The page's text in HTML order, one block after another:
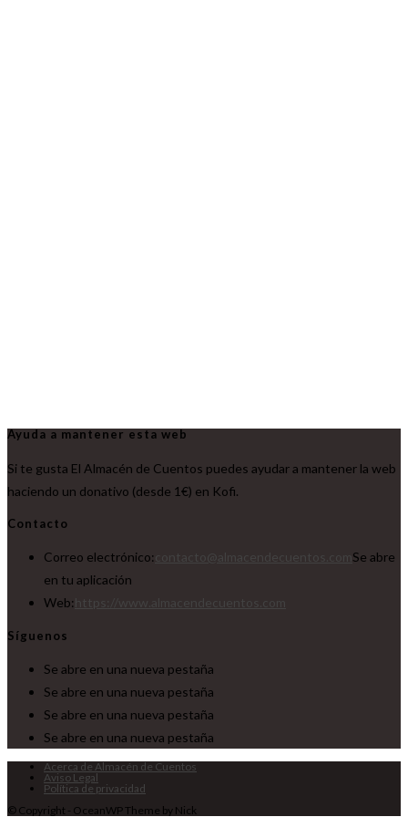
Ayuda a mantener esta web
Si te gusta El Almacén de Cuentos puedes ayudar a mantener la web
haciendo un donativo (desde 1€) en Kofi.
Contacto
Correo electrónico:
Se abre
en tu aplicación
Web:
Síguenos
Se abre en una nueva pestaña
Se abre en una nueva pestaña
Se abre en una nueva pestaña
Se abre en una nueva pestaña
Acerca de Almacén de Cuentos
Aviso Legal
Política de privacidad
© Copyright - OceanWP Theme by Nick